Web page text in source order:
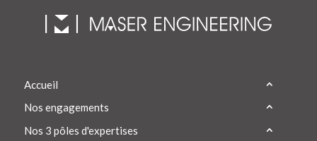
Accueil
Nos engagements
Nos 3 pôles d'expertises